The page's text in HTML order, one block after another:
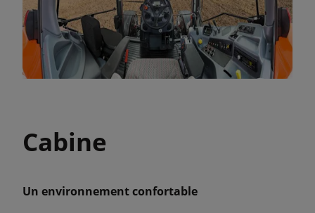
Cabine
Un environnement confortable